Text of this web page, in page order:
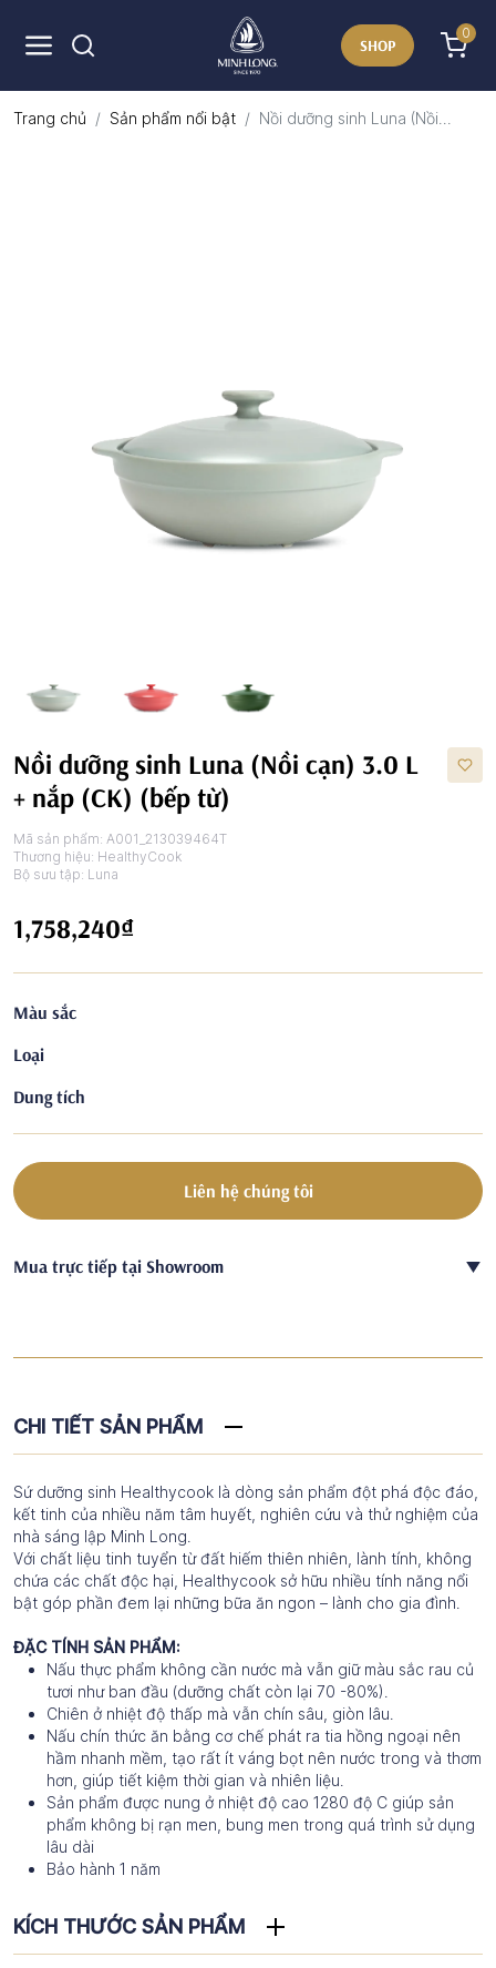
SHOP
0
Trang chủ Sản phẩm nổi bật Nồi dưỡng sinh Luna (Nồi...
Nồi dưỡng sinh Luna (Nồi cạn) 3.0 L
+ nắp (CK) (bếp từ)
Mã sản phẩm: A001_213039464T
Thương hiệu: HealthyCook
Bộ sưu tập: Luna
1,758,240₫
Màu sắc
Loại
Dung tích
Liên hệ chúng tôi
Mua trực tiếp tại Showroom
CHI TIẾT SẢN PHẨM
Sứ dưỡng sinh Healthycook là dòng sản phẩm đột phá độc đáo,
kết tinh của nhiều năm tâm huyết, nghiên cứu và thử nghiệm của
nhà sáng lập Minh Long.
Với chất liệu tinh tuyển từ đất hiếm thiên nhiên, lành tính, không
chứa các chất độc hại, Healthycook sở hữu nhiều tính năng nổi
bật góp phần đem lại những bữa ăn ngon – lành cho gia đình.
ĐẶC TÍNH SẢN PHẨM:
Nấu thực phẩm không cần nước mà vẫn giữ màu sắc rau củ
tươi như ban đầu (dưỡng chất còn lại 70 -80%).
Chiên ở nhiệt độ thấp mà vẫn chín sâu, giòn lâu.
Nấu chín thức ăn bằng cơ chế phát ra tia hồng ngoại nên
hầm nhanh mềm, tạo rất ít váng bọt nên nước trong và thơm
hơn, giúp tiết kiệm thời gian và nhiên liệu.
Sản phẩm được nung ở nhiệt độ cao 1280 độ C giúp sản
phẩm không bị rạn men, bung men trong quá trình sử dụng
lâu dài
Bảo hành 1 năm
KÍCH THƯỚC SẢN PHẨM